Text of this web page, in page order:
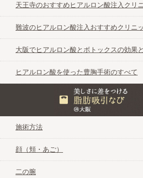
天王寺のおすすめヒアルロン酸注入クリ
難波のヒアルロン酸注入おすすめクリニ
大阪でヒアルロン酸とボトックスの効果
ヒアルロン酸を使った豊胸手術のすべて
美しさに差をつける脂肪吸引な
施術方法
顔（頬・あご）
二の腕